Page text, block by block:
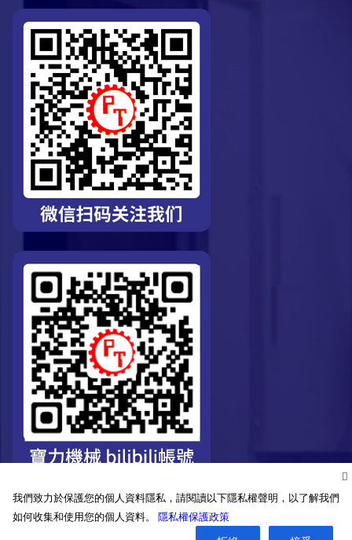
我們致力於保護您的個人資料隱私，請閱讀以下隱私權聲明，以了解我們
如何收集和使用您的個人資料。 隱私權保護政策